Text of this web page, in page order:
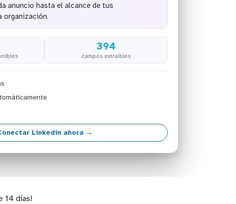
anuncio hasta el alcance de tus
organización.
394
campos extraíbles
Linkedin ahora →
14 días!